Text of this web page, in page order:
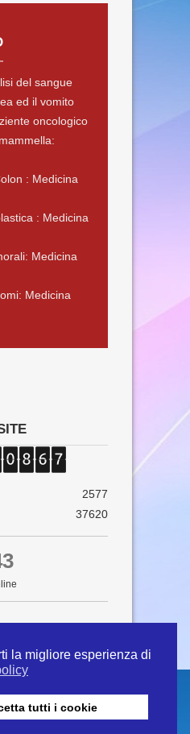
la migliore esperienza di
tutti i cookie
del sangue
ed il vomito
oncologico
: Medicina
: Medicina
Medicina
Medicina
2577
37620
. Il
Guida contenute